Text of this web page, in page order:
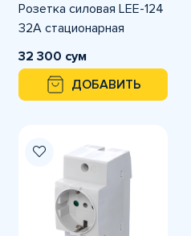
Розетка силовая LEE-124
32A стационарная
32 300 сум
ДОБАВИТЬ